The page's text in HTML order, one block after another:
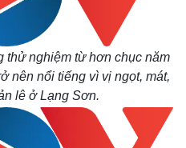
nghiệm từ hơn chục năm
nên nổi tiếng vì vị ngọt, mát,
lê ở Lạng Sơn.